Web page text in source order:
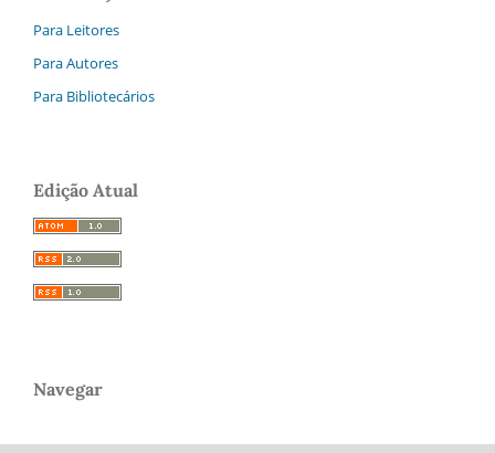
Para Leitores
Para Autores
Para Bibliotecários
Edição Atual
Navegar